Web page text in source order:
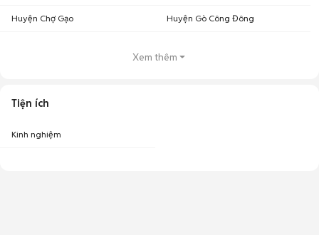
Huyện Chợ Gạo Huyện Gò Công Đông
Xem thêm
Tiện ích
Kinh nghiệm